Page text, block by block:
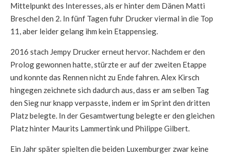
Mittelpunkt des Interesses, als er hinter dem Dänen Matti
Breschel den 2. In fünf Tagen fuhr Drucker viermal in die Top
11, aber leider gelang ihm kein Etappensieg.
2016 stach Jempy Drucker erneut hervor. Nachdem er den
Prolog gewonnen hatte, stürzte er auf der zweiten Etappe
und konnte das Rennen nicht zu Ende fahren. Alex Kirsch
hingegen zeichnete sich dadurch aus, dass er am selben Tag
den Sieg nur knapp verpasste, indem er im Sprint den dritten
Platz belegte. In der Gesamtwertung belegte er den gleichen
Platz hinter Maurits Lammertink und Philippe Gilbert.
Ein Jahr später spielten die beiden Luxemburger zwar keine